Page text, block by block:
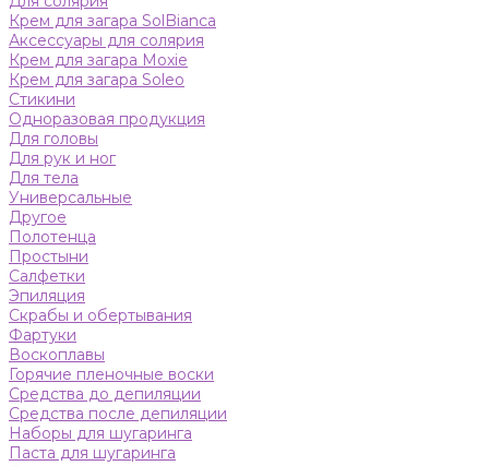
Крем для загара SolBianca
Аксессуары для солярия
Крем для загара Moxie
Крем для загара Soleo
Стикини
Одноразовая продукция
Для головы
Для рук и ног
Для тела
Универсальные
Другое
Полотенца
Простыни
Салфетки
Эпиляция
Скрабы и обертывания
Фартуки
Воскоплавы
Горячие пленочные воски
Средства до депиляции
Средства после депиляции
Наборы для шугаринга
Паста для шугаринга